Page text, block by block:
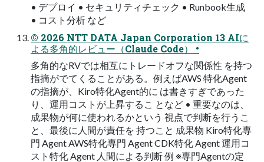
• デプロイ • セキュリティチェック • Runbook生成
• コスト分析 など
© 2026 NTT DATA Japan Corporation 13 AIに
よる多角的レビュー（Claude Code） •
多角的なRVでは相互にトレードオフな関係性 を持つ
指摘がでてくることがある。例えばAWS 特化Agent
の指摘が、Kiro特化Agent的に は書きすぎであった
り、運用コストが上昇するこ となど • 重要なのは、
成果物が何に使われるかという 視点で判断を行うこ
と、最後に人間が責任を 持つこと 成果物 Kiro特化専
門 Agent AWS特化専門 Agent CDK特化 Agent 運用コ
スト特化 Agent 人間による判断 例 ※専門Agentの定